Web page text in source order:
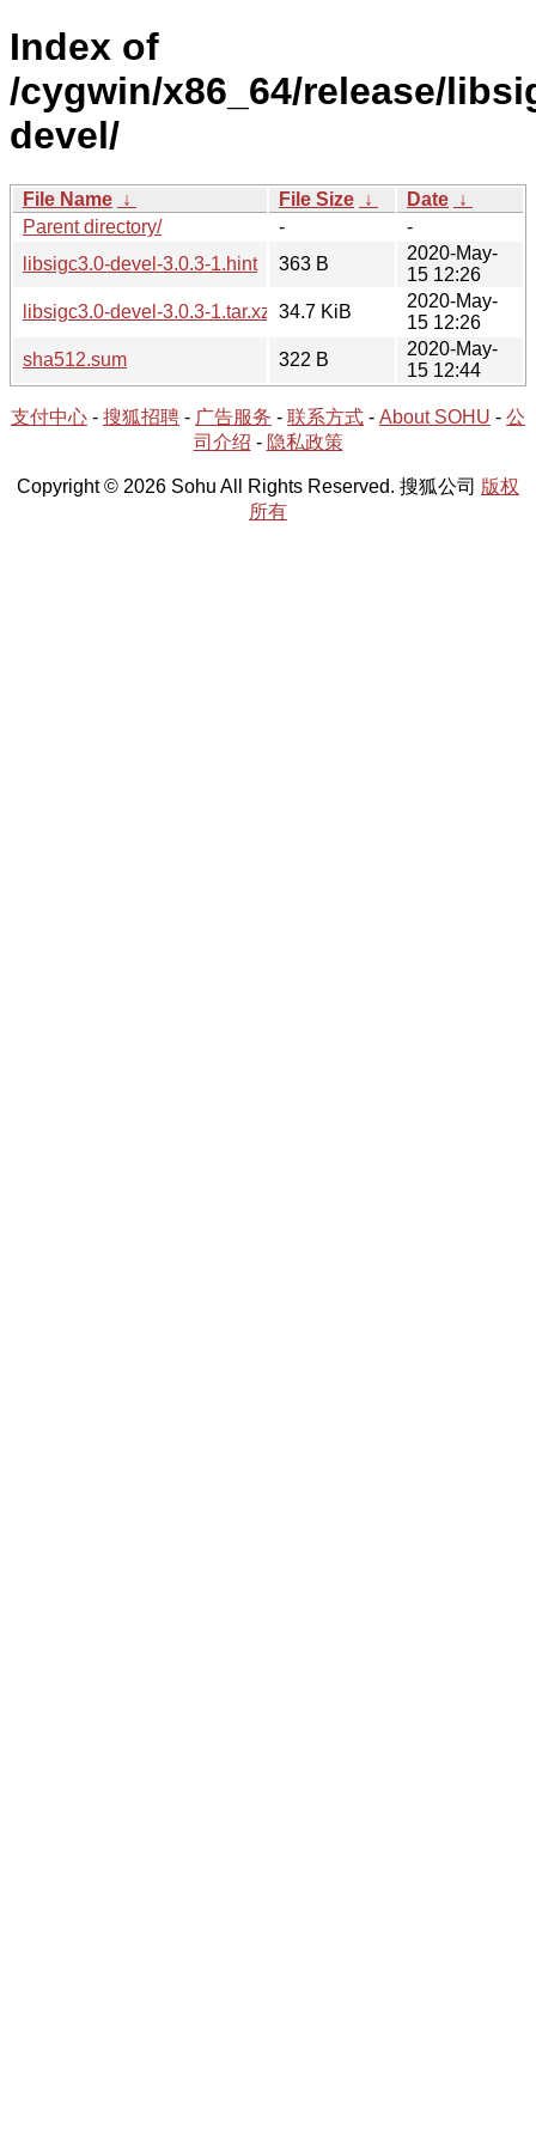
Index of
/cygwin/x86_64/release/
devel/
File Name ↓ File Size ↓ Date ↓
Parent directory/
-
-
libsigc3.0-devel-3.0.3-1.hint
363 B
2020-May-
15 12:26
libsigc3.0-devel-3.0.3-1.tar.xz 34.7 KiB
2020-May-
15 12:26
sha512.sum
322 B
2020-May-
15 12:44
支付中心 - 搜狐招聘 - 广告服务 - 联系方式 - About SOHU - 公
司介绍 - 隐私政策
Copyright © 2026 Sohu All Rights Reserved. 搜狐公司 版权
所有